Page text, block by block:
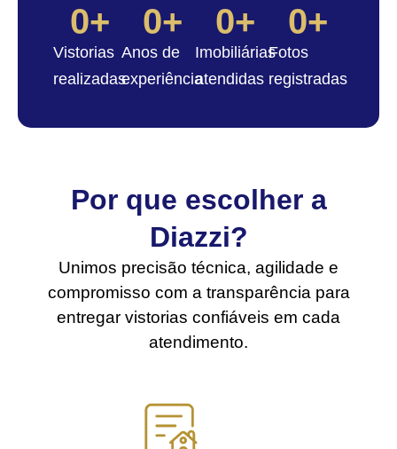
Vistorias
realizadas
0+
Anos de
experiência
0+
Imobiliárias
atendidas
0+
Fotos
registradas
0+
Por que escolher a
Diazzi?
Unimos precisão técnica, agilidade e
compromisso com a transparência para
entregar vistorias confiáveis em cada
atendimento.